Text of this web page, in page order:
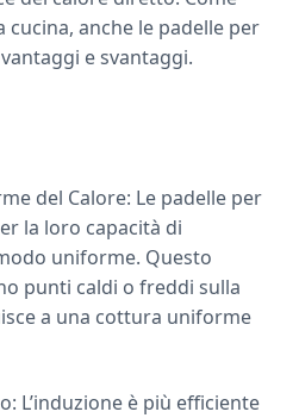
anche le padelle per
e svantaggi.
del Calore: Le padelle per
la loro capacità di
uniforme. Questo
punti caldi o freddi sulla
a una cottura uniforme
L’induzione è più efficiente